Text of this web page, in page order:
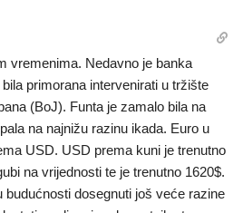
vremenima. Nedavno je banka
primorana intervenirati u tržište
(BoJ). Funta je zamalo bila na
na najnižu razinu ikada. Euro u
USD. USD prema kuni je trenutno
na vrijednosti te je trenutno 1620$.
dosegnuti još veće razine